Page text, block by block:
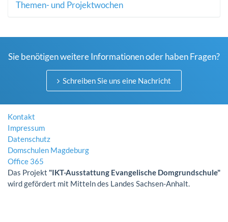
Themen- und Projektwochen
Sie benötigen weitere Informationen oder haben Fragen?
Schreiben Sie uns eine Nachricht
Kontakt
Impressum
Datenschutz
Domschulen Magdeburg
Office 365
Das Projekt "IKT-Ausstattung Evangelische Domgrundschule"
wird gefördert mit Mitteln des Landes Sachsen-Anhalt.